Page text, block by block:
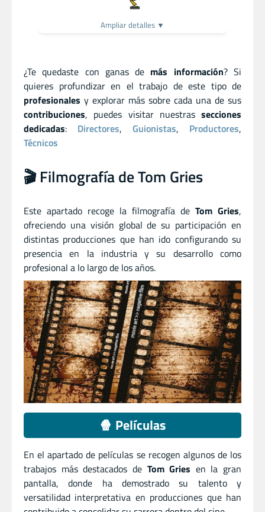
Ampliar detalles ▼
¿Te quedaste con ganas de más información? Si
quieres profundizar en el trabajo de este tipo de
profesionales y explorar más sobre cada una de sus
contribuciones, puedes visitar nuestras secciones
dedicadas: Directores, Guionistas, Productores,
Técnicos
🎬 Filmografía de Tom Gries
Este apartado recoge la filmografía de Tom Gries,
ofreciendo una visión global de su participación en
distintas producciones que han ido configurando su
presencia en la industria y su desarrollo como
profesional a lo largo de los años.
🍿 Películas
En el apartado de películas se recogen algunos de los
trabajos más destacados de Tom Gries en la gran
pantalla, donde ha demostrado su talento y
versatilidad interpretativa en producciones que han